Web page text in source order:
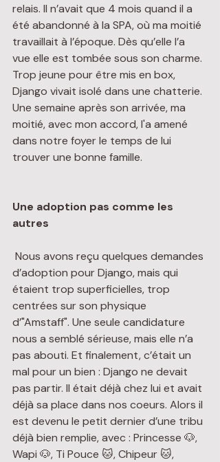
relais. Il n’avait que 4 mois quand il a
été abandonné à la SPA, où ma moitié
travaillait à l’époque. Dès qu’elle l’a
vue elle est tombée sous son charme.
Trop jeune pour être mis en box,
Django vivait isolé dans une chatterie.
Une semaine après son arrivée, ma
moitié, avec mon accord, l'a amené
dans notre foyer le temps de lui
trouver une bonne famille.
Une adoption pas comme les
autres
d’adoption pour Django, mais qui
étaient trop superficielles, trop
centrées sur son physique
d’"Amstaff". Une seule candidature
nous a semblé sérieuse, mais elle n’a
pas abouti. Et finalement, c’était un
mal pour un bien : Django ne devait
pas partir. Il était déjà chez lui et avait
déjà sa place dans nos coeurs. Alors il
est devenu le petit dernier d’une tribu
déjà bien remplie, avec : Princesse 🐶,
Wapi 🐶, Ti Pouce 🐱, Chipeur 🐱,